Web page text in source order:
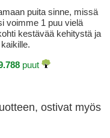
puita sinne, missä
voimme 1 puu vielä
kestävää kehitystä ja
puut
ostivat myös